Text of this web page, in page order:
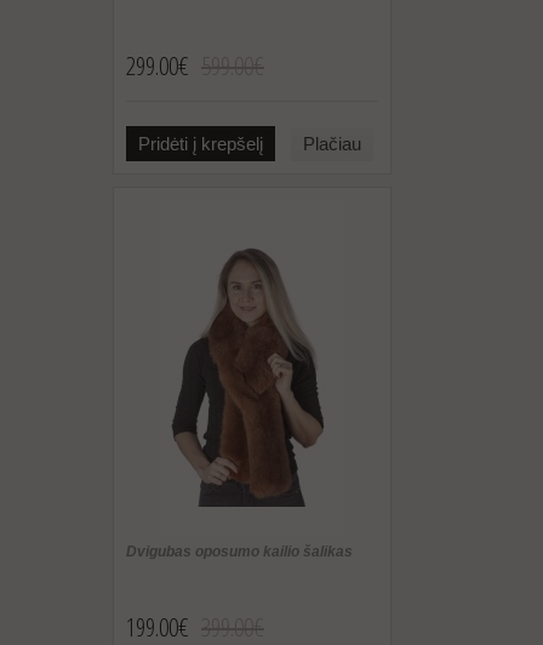
299.00€
Pridėti į krepšelį Plačiau
Dvigubas oposumo kailio šalikas
199.00€